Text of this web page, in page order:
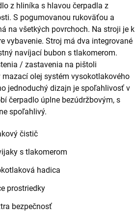
z hliníka s hlavou čerpadla z
S pogumovanou rukoväťou a
na všetkých povrchoch. Na stroji je k
vybavenie. Stroj má dva integrované
navíjací bubon s tlakomerom.
/ zastavenia na pištoli
olej systém vysokotlakového
jednoduchý dizajn je spoľahlivosť v
čerpadlo úplne bezúdržbovým, s
spoľahlivý.
čistič
s tlakomerom
hadica
prostriedky
bezpečnosť